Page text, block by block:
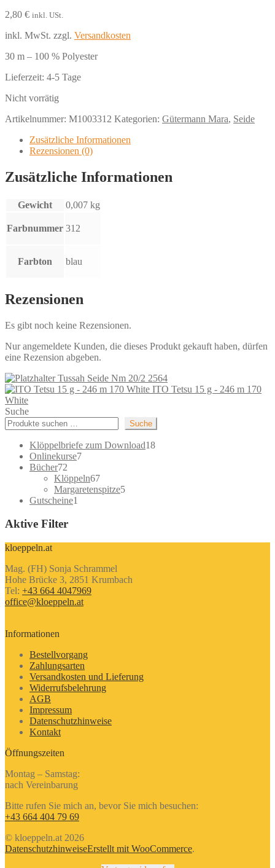
2,80 € inkl. USt.
inkl. MwSt. zzgl. Versandkosten
30 m – 100 % Polyester
Lieferzeit: 4-5 Tage
Nicht vorrätig
Artikelnummer: M1003312 Kategorien: Gütermann Mara, Seide
Zusätzliche Informationen
Rezensionen (0)
Zusätzliche Informationen
Gewicht 0,007 kg
Farbnummer 312
Farbton blau
Rezensionen
Es gibt noch keine Rezensionen.
Nur angemeldete Kunden, die dieses Produkt gekauft haben, dürfen
eine Rezension abgeben.
Tussah Seide Nm 20/2 2564
ITO Tetsu 15 g - 246 m 170
White
Suche
Suche
Klöppelbriefe zum Download1818
Onlinekurse77
Bücher72
Produkte
Klöppeln6767
Produkte
Margaretenspitze55
Gutscheine1
Aktive Filter
kloeppeln.at
Mag. (FH) Sonja Schrammel
Hohe Brücke 3, 2851 Krumbach
Tel: +43 664 4047969
office@kloeppeln.at
Informationen
Bestellvorgang
Zahlungsarten
Versandkosten und Lieferung
Widerrufsbelehrung
AGB
Impressum
Datenschutzhinweise
Kontakt
Öffnungszeiten
Montag – Samstag:
nach Vereinbarung
Bitte rufen Sie mich an, bevor Sie mich besuchen:
+43 664 404 79 69
© kloeppeln.at 2026
DatenschutzhinweiseErstellt mit WooCommerce.